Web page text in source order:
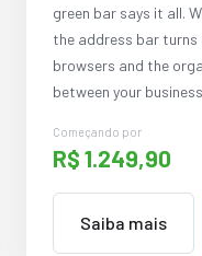
green bar says it all.
the address bar turns
browsers and the
between your
Começando por
R$ 1.249,90
Saiba mais